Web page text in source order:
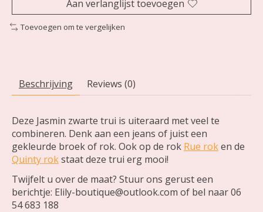
Aan verlanglijst toevoegen
Toevoegen om te vergelijken
Beschrijving Reviews (0)
Deze Jasmin zwarte trui is uiteraard met veel te
combineren. Denk aan een jeans of juist een
gekleurde broek of rok. Ook op de rok Rue roken de
Quinty rokstaat deze trui erg mooi!
Twijfelt u over de maat? Stuur ons gerust een
berichtje: Elily-boutique@outlook.com of bel naar 06
54 683 188